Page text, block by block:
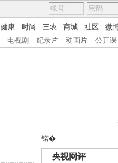
健康 时尚 三农 商城 社区 微
电视剧 纪录片 动画片 公开课
锘�
央视网评